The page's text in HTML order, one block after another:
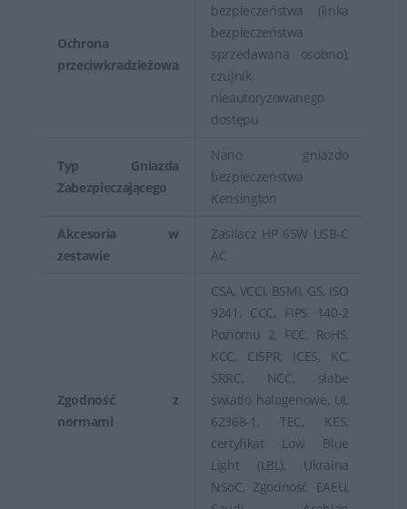
Ochrona
przeciwkradzieżowa
bezpieczeństwa (linka
bezpieczeństwa
sprzedawana osobno),
czujnik
nieautoryzowanego
dostępu
Typ Gniazda
Zabezpieczającego
Nano gniazdo
bezpieczeństwa
Kensington
Akcesoria w
zestawie
Zasilacz HP 65W USB-C
AC
Zgodność z
normami
CSA, VCCI, BSMI, GS, ISO
9241, CCC, FIPS 140-2
Poziomu 2, FCC, RoHS,
KCC, CISPR, ICES, KC,
SRRC, NCC, słabe
światło halogenowe, UL
62368-1, TEC, KES,
certyfikat Low Blue
Light (LBL), Ukraina
NSoC, Zgodność EAEU,